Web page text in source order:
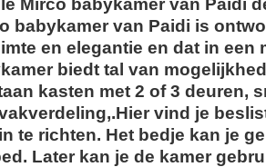
Mirco babykamer van Paidi
babykamer van Paidi is
en elegantie en dat in een
biedt tal van
kasten met 2 of 3 deuren,
vind je
te richten. Het bedje kan je
Later kan je de kamer